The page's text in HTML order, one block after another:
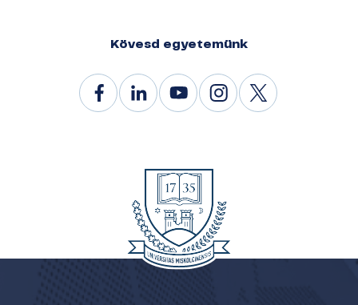
Kövesd egyetemünk